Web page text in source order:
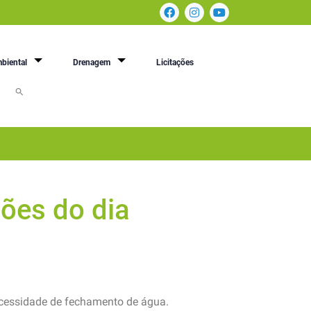
Drenagem Licitações
do dia
de fechamento de água.